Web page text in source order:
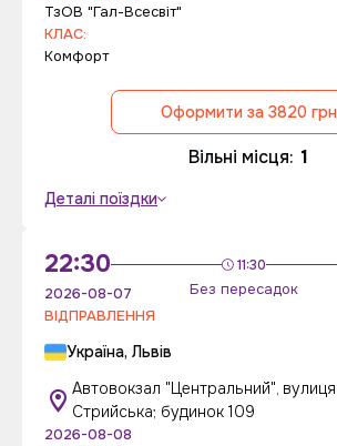
ТзОВ "Гал-Всесвіт"
КЛАС:
Комфорт
Оформити за 3820 грн
Вільні місця: 1
Деталі поїздки
22:30 11:30
Без пересадок
2026-08-07
ВІДПРАВЛЕННЯ
Україна, Львів
Автовокзал "Центральний", вулиця
Стрийська; будинок 109
2026-08-08